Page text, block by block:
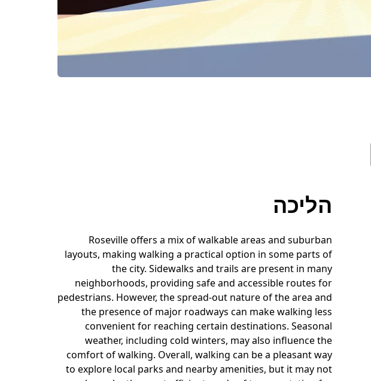
הליכה
Roseville offers a mix of walkable areas and suburban
layouts, making walking a practical option in some parts of
the city. Sidewalks and trails are present in many
neighborhoods, providing safe and accessible routes for
pedestrians. However, the spread-out nature of the area and
the presence of major roadways can make walking less
convenient for reaching certain destinations. Seasonal
weather, including cold winters, may also influence the
comfort of walking. Overall, walking can be a pleasant way
to explore local parks and nearby amenities, but it may not